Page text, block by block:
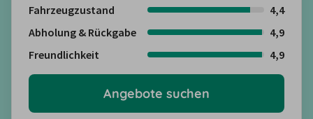
Fahrzeugzustand
4,4
Abholung & Rückgabe
4,9
Freundlichkeit
4,9
Angebote suchen